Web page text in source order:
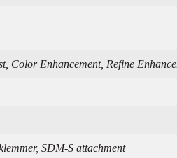
Color Enhancement, Refine
SDM-S attachment